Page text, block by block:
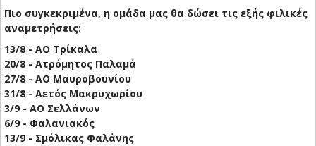
Πιο συγκεκριμένα, η ομάδα μας θα δώσει τις εξής φιλικές
αναμετρήσεις:
13/8 - AO Τρίκαλα
20/8 - Ατρόμητος Παλαμά
27/8 - ΑΟ Μαυροβουνίου
31/8 - Αετός Μακρυχωρίου
3/9 - ΑΟ Σελλάνων
6/9 - Φαλανιακός
13/9 - Σμόλικας Φαλάνης